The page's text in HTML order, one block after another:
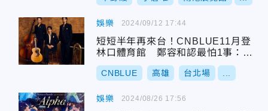
娛樂
短短半年再來台！CNBLUE11月登
林口體育館 鄭容和認最怕1事：想
逃跑
CNBLUE 高雄 台北場
2024/09/12 17:44
娛樂 2024/08/26 17:56